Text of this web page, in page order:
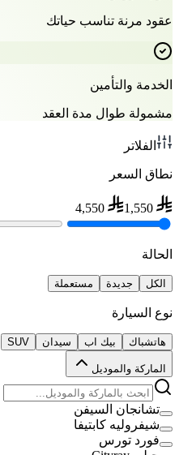
عقود مرنة تناسب حياتك
الخدمة والتأمين
مشمولة طوال مدة العقد
الفلاتر
نطاق السعر
1,550
4,550
الحالة
الكل جديدة مستعملة
نوع السيارة
هاتشباك بيك اب سيدان SUV
الماركة والموديل
تشانجان السيفن
شيفروليه كابتيفا
فورد تورس